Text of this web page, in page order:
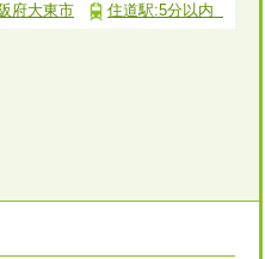
府大東市 住道駅:5分以内